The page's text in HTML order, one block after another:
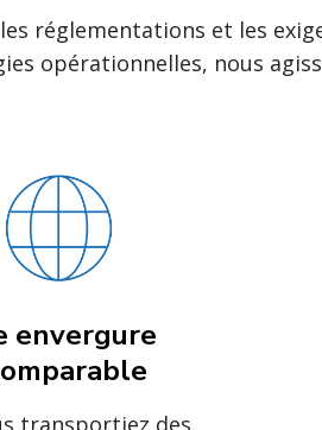
réglementations et les
opérationnelles, nous
envergure
transportiez des